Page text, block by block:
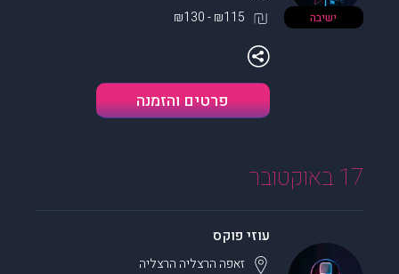
ישיבה ₪115 - ₪130
פרטים והזמנה
17 באוקטובר
עוזי פוקס
זאפה הרצליה הרצליה